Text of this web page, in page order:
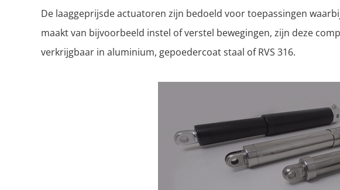
De laaggeprijsde actuatoren zijn bedoeld voor toepassingen
maakt van bijvoorbeeld instel of verstel bewegingen, zijn deze
verkrijgbaar in aluminium, gepoedercoat staal of RVS 316.